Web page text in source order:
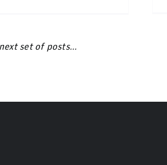
set of posts...